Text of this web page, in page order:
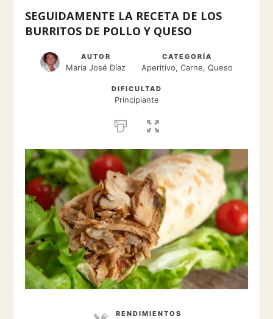
SEGUIDAMENTE LA RECETA DE LOS
BURRITOS DE POLLO Y QUESO
AUTOR
María José Díaz
CATEGORÍA
Aperitivo, Carne, Queso
DIFICULTAD
Principiante
RENDIMIENTOS